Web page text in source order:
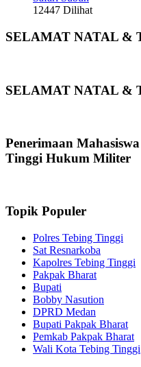
12447 Dilihat
SELAMAT NATAL &
SELAMAT NATAL &
Penerimaan
Tinggi Hukum Militer
Topik Populer
Polres Tebing Tinggi
Sat Resnarkoba
Kapolres Tebing Tinggi
Pakpak Bharat
Bupati
Bobby Nasution
DPRD Medan
Bupati Pakpak Bharat
Pemkab Pakpak Bharat
Wali Kota Tebing Tinggi